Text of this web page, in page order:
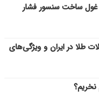
غول ساخت سنسور فشار
طلا در ایران و ویژگی‌های